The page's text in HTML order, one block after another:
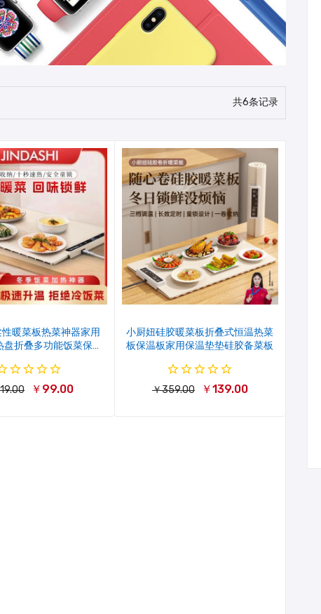
共6条记录
暖菜板热菜神器家用
折叠多功能饭菜保温
￥99.00
小厨妞硅胶暖菜板折叠式恒温热菜
板保温板家用保温垫垫硅胶备菜板
￥359.00 ￥139.00